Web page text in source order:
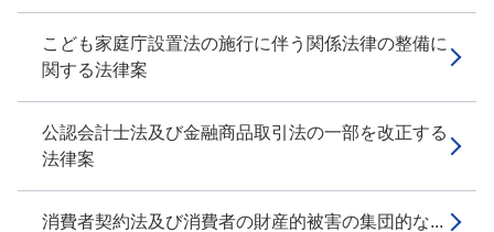
こども家庭庁設置法の施行に伴う関係法律の整備に
関する法律案
公認会計士法及び金融商品取引法の一部を改正する
法律案
消費者契約法及び消費者の財産的被害の集団的な...